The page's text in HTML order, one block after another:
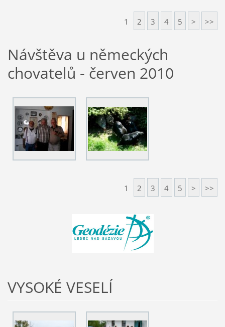
1 2 3 4 5 > >>
Návštěva u německých
chovatelů - červen 2010
1 2 3 4 5 > >>
VYSOKÉ VESELÍ